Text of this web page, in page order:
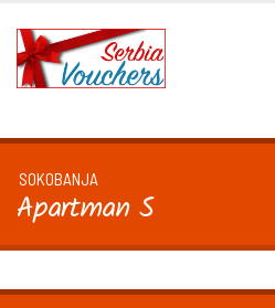
SOKOBANJA
Apartman S